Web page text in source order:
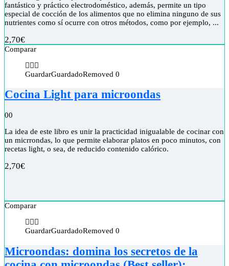
fantástico y práctico electrodoméstico, además, permite un tipo
especial de cocción de los alimentos que no elimina ninguno de sus
nutrientes como sí ocurre con otros métodos, como por ejemplo, ...
2,70€
Comparar
GuardarGuardadoRemoved 0
Cocina Light para microondas
00
La idea de este libro es unir la practicidad inigualable de cocinar con
un micrrondas, lo que permite elaborar platos en poco minutos, con
recetas light, o sea, de reducido contenido calórico.
2,70€
Comparar
GuardarGuardadoRemoved 0
Microondas: domina los secretos de la